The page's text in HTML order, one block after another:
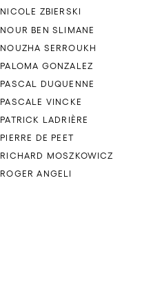
NICOLE ZBIERSKI
NOUR BEN SLIMANE
NOUZHA SERROUKH
PALOMA GONZALEZ
PASCAL DUQUENNE
PASCALE VINCKE
PATRICK LADRIÈRE
PIERRE DE PEET
RICHARD MOSZKOWICZ
ROGER ANGELI